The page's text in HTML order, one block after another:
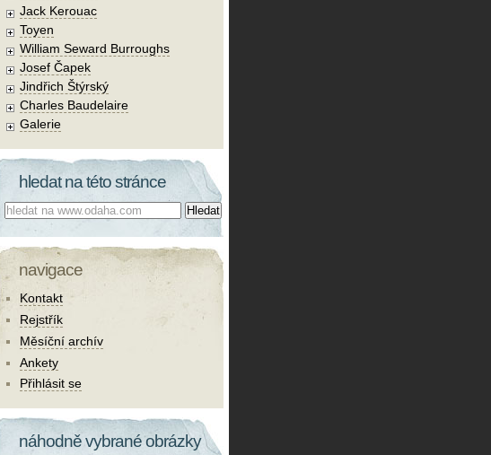
Jack Kerouac
Toyen
William Seward Burroughs
Josef Čapek
Jindřich Štýrský
Charles Baudelaire
Galerie
hledat na této stránce
Co hledat:
navigace
Kontakt
Rejstřík
Měsíční archív
Ankety
Přihlásit se
náhodně vybrané obrázky